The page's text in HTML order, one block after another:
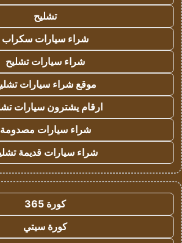
تشليح
شراء سيارات سكراب
شراء سيارات تشليح
موقع شراء سيارات
ارقام يشترون سيارات
شراء سيارات مصدومة
شراء سيارات قديمة
كورة 365
كورة سيتي